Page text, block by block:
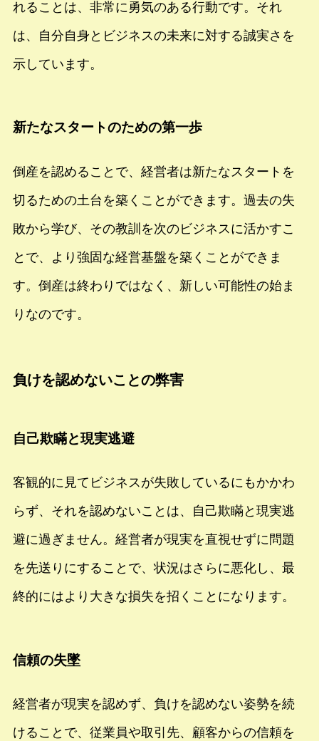
れることは、非常に勇気のある行動です。それ
は、自分自身とビジネスの未来に対する誠実さを
示しています。
新たなスタートのための第一歩
倒産を認めることで、経営者は新たなスタートを
切るための土台を築くことができます。過去の失
敗から学び、その教訓を次のビジネスに活かすこ
とで、より強固な経営基盤を築くことができま
す。倒産は終わりではなく、新しい可能性の始ま
りなのです。
負けを認めないことの弊害
自己欺瞞と現実逃避
客観的に見てビジネスが失敗しているにもかかわ
らず、それを認めないことは、自己欺瞞と現実逃
避に過ぎません。経営者が現実を直視せずに問題
を先送りにすることで、状況はさらに悪化し、最
終的にはより大きな損失を招くことになります。
信頼の失墜
経営者が現実を認めず、負けを認めない姿勢を続
けることで、従業員や取引先、顧客からの信頼を